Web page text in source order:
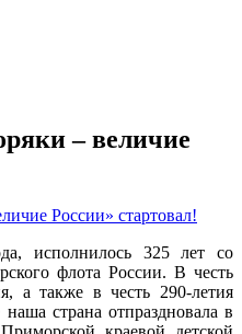
– величие
исполнилось 325 лет со
флота России. В честь
а также в честь 290-летия
страна отпраздновала в